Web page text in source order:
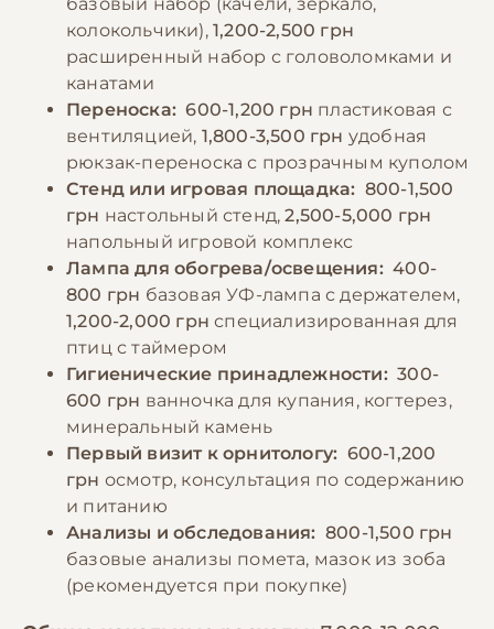
колокольчики), 1,200-2,500 грн
расширенный набор с головоломками и
канатами
Переноска: 600-1,200 грн пластиковая с
вентиляцией, 1,800-3,500 грн удобная
рюкзак-переноска с прозрачным куполом
Стенд или игровая площадка: 800-1,500
грн настольный стенд,2,500-5,000 грн
напольный игровой комплекс
Лампа для обогрева/освещения: 400-
800 грн базовая УФ-лампа с держателем,
1,200-2,000 грн специализированная для
птиц с таймером
Гигиенические принадлежности: 300-
600 грн ванночка для купания, когтерез,
минеральный камень
Первый визит к орнитологу: 600-1,200
грн осмотр, консультация по содержанию
и питанию
Анализы и обследования: 800-1,500 грн
базовые анализы помета, мазок из зоба
(рекомендуется при покупке)